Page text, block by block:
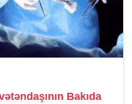
Bakıda